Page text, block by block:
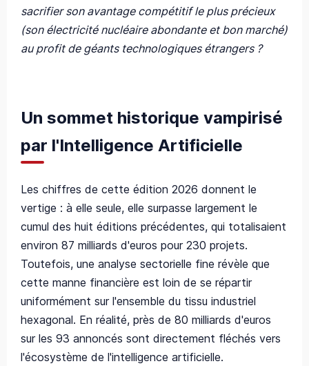
sacrifier son avantage compétitif le plus précieux
(son électricité nucléaire abondante et bon marché)
au profit de géants technologiques étrangers ?
Un sommet historique vampirisé
par l'Intelligence Artificielle
Les chiffres de cette édition 2026 donnent le
vertige : à elle seule, elle surpasse largement le
cumul des huit éditions précédentes, qui totalisaient
environ 87 milliards d'euros pour 230 projets.
Toutefois, une analyse sectorielle fine révèle que
cette manne financière est loin de se répartir
uniformément sur l'ensemble du tissu industriel
hexagonal. En réalité, près de 80 milliards d'euros
sur les 93 annoncés sont directement fléchés vers
l'écosystème de l'intelligence artificielle.